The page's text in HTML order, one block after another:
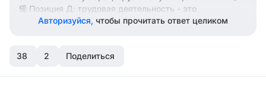
Позиция Д: трудовая деятельность - это
социальный аспект.
👎
Авторизуйся, чтобы прочитать ответ целиком
38 2 Поделиться